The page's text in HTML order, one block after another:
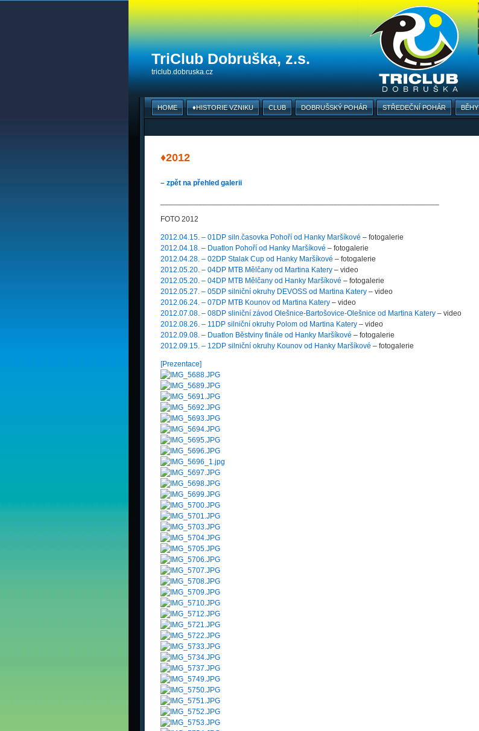
TriClub Dobruška, z.s.
triclub.dobruska.cz
HOME ♦HISTORIE VZNIKU CLUB DOBRUŠSKÝ POHÁR STŘEDEČNÍ POHÁR BĚHY
♦2012
– zpět na přehled galerii
FOTO 2012
2012.04.15. – 01DP siln.časovka Pohoří od Hanky Maršíkové – fotogalerie
2012.04.18. – Duatlon Pohoří od Hanky Maršíkové – fotogalerie
2012.04.28. – 02DP Stalak Cup od Hanky Maršíkové – fotogalerie
2012.05.20. – 04DP MTB Mělčany od Martina Katery– video
2012.05.20. – 04DP MTB Mělčany od Hanky Maršíkové – fotogalerie
2012.05.27. – 05DP silniční okruhy DEVOSS od Martina Katery– video
2012.06.24. – 07DP MTB Kounov od Martina Katery– video
2012.07.08. – 08DP sliniční závod Olešnice-Bartošovice-Olešnice od Martina Katery– video
2012.08.26. – 11DP silniční okruhy Polom od Martina Katery– video
2012.09.08. – Duatlon Běstviny finále od Hanky Maršíkové – fotogalerie
2012.09.15. – 12DP silniční okruhy Kounov od Hanky Maršíkové – fotogalerie
[Prezentace]